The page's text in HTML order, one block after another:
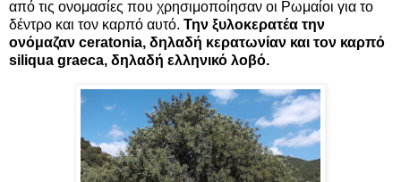
από τις ονομασίες που χρησιμοποίησαν οι Ρωμαίοι για το
δέντρο και τον καρπό αυτό. Την ξυλοκερατέα την
ονόμαζαν ceratonia, δηλαδή κερατωνίαν και τον καρπό
siliqua graeca, δηλαδή ελληνικό λοβό.